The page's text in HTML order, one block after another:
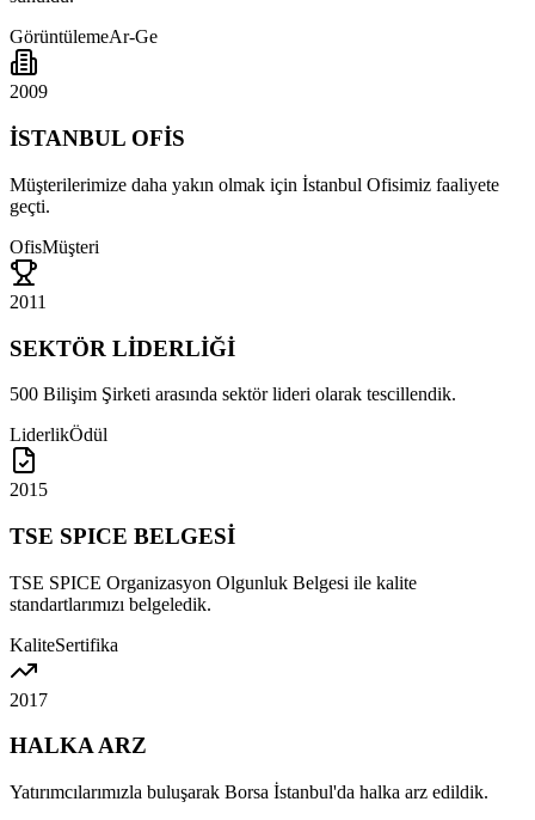
GörüntülemeAr-Ge
2009
İSTANBUL OFİS
Müşterilerimize daha yakın olmak için İstanbul Ofisimiz faaliyete
geçti.
OfisMüşteri
2011
SEKTÖR LİDERLİĞİ
500 Bilişim Şirketi arasında sektör lideri olarak tescillendik.
LiderlikÖdül
2015
TSE SPICE BELGESİ
TSE SPICE Organizasyon Olgunluk Belgesi ile kalite
standartlarımızı belgeledik.
KaliteSertifika
2017
HALKA ARZ
Yatırımcılarımızla buluşarak Borsa İstanbul'da halka arz edildik.